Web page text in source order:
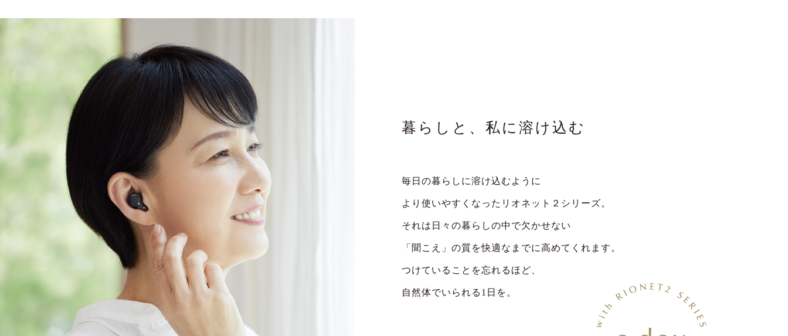
暮らしと、私に溶け込む
毎日の暮らしに溶け込むように
より使いやすくなったリオネット２シリーズ。
それは日々の暮らしの中で欠かせない
「聞こえ」の質を快適なまでに高めてくれます。
つけていることを忘れるほど、
自然体でいられる1日を。